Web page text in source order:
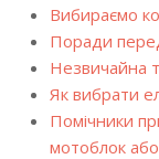
Вибираємо
Поради
Незвичайна
Як вибрати
Помічники
мотоблок